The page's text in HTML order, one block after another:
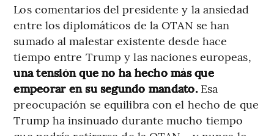
Los comentarios del presidente y la ansiedad
entre los diplomáticos de la OTAN se han
sumado al malestar existente desde hace
tiempo entre Trump y las naciones europeas,
una tensión que no ha hecho más que
empeorar en su segundo mandato. Esa
preocupación se equilibra con el hecho de que
Trump ha insinuado durante mucho tiempo